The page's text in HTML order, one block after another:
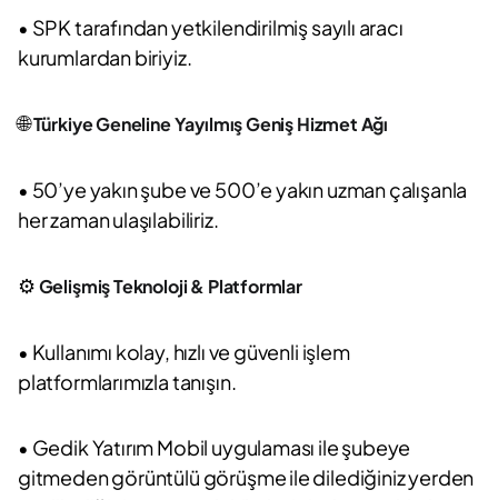
• SPK tarafından yetkilendirilmiş sayılı aracı
kurumlardan biriyiz.
🌐Türkiye Geneline Yayılmış Geniş Hizmet Ağı
• 50’ye yakın şube ve 500’e yakın uzman çalışanla
her zaman ulaşılabiliriz.
⚙️Gelişmiş Teknoloji & Platformlar
• Kullanımı kolay, hızlı ve güvenli işlem
platformlarımızla tanışın.
• Gedik Yatırım Mobil uygulaması ile şubeye
gitmeden görüntülü görüşme ile dilediğiniz yerden